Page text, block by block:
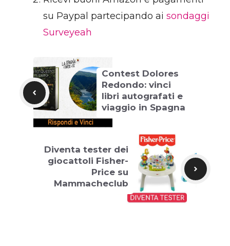
su Paypal partecipando ai sondaggi
Surveyeah
Contest Dolores
Redondo: vinci
libri autografati e
viaggio in Spagna
Diventa tester dei
giocattoli Fisher-
Price su
Mammacheclub